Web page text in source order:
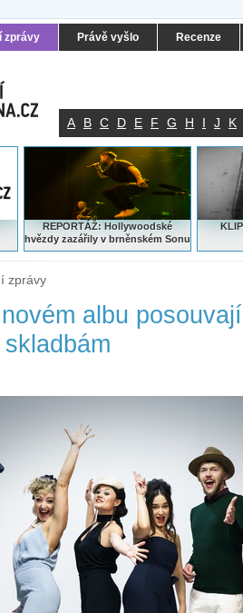
zprávy Právě vyšlo Recenze
A B C D E F G H I J K
REPORTÁŽ: Hollywoodské
hvězdy zazářily v brněnském Sonu
zprávy
albu